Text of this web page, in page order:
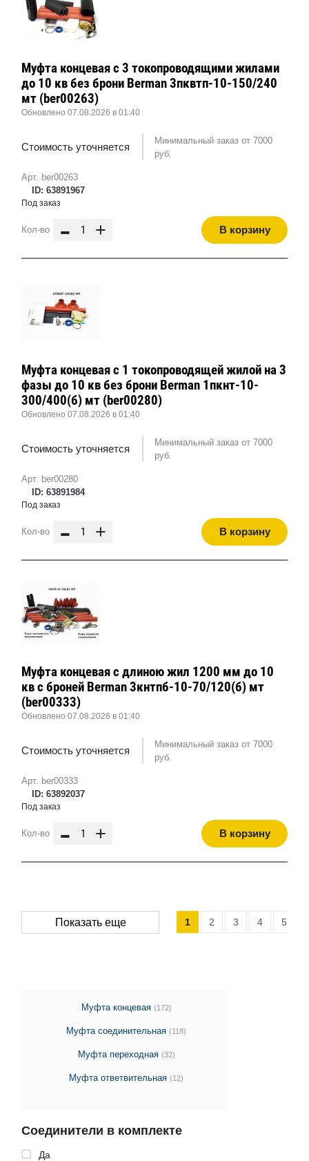
Муфта концевая (172)
Муфта соединительная (118)
Муфта переходная (32)
Муфта ответвительная (12)
Соединители в комплекте
Да
Арт. ber00263
ID: 63891967
Муфта концевая с 3 токопроводящими жилами
до 10 кв без брони Berman 3пквтп-10-150/240
мт (ber00263)
Обновлено 07.08.2026 в 01:40
Стоимость уточняется
Минимальный заказ от 7000
руб.
Под заказ
Кол-во - + В корзину
Арт. ber00280
ID: 63891984
Муфта концевая с 1 токопроводящей жилой на 3
фазы до 10 кв без брони Berman 1пкнт-10-
300/400(б) мт (ber00280)
Обновлено 07.08.2026 в 01:40
Стоимость уточняется
Минимальный заказ от 7000
руб.
Под заказ
Кол-во - + В корзину
Арт. ber00333
ID: 63892037
Муфта концевая с длиною жил 1200 мм до 10
кв с броней Berman 3кнтпб-10-70/120(б) мт
(ber00333)
Обновлено 07.08.2026 в 01:40
Стоимость уточняется
Минимальный заказ от 7000
руб.
Под заказ
Кол-во - + В корзину
Показать еще 1 2 3 4 5